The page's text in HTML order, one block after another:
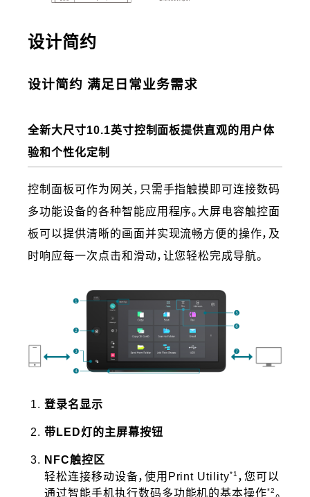
设计简约
设计简约 满足日常业务需求
全新大尺寸10.1英寸控制面板提供直观的用户体
验和个性化定制
控制面板可作为网关，只需手指触摸即可连接数码
多功能设备的各种智能应用程序。大屏电容触控面
板可以提供清晰的画面并实现流畅方便的操作，及
时响应每一次点击和滑动，让您轻松完成导航。
登录名显示
带LED灯的主屏幕按钮
NFC触控区
轻松连接移动设备，使用Print Utility*1 ，您可以
通过智能手机执行数码多功能机的基本操作*2。